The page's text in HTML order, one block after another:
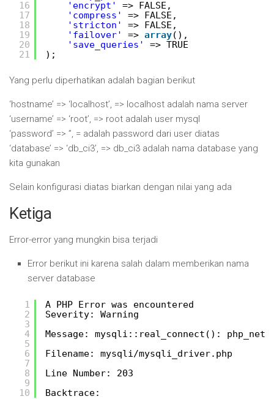
16
17
18
19
20
21
'encrypt'
=> FALSE,
'compress'
=> FALSE,
'stricton'
=> FALSE,
'failover'
=> array(),
'save_queries'
=> TRUE
);
Yang perlu diperhatikan adalah bagian berikut
‘hostname’ => ‘localhost’, => localhost adalah nama server
‘username’ => ‘root’, => root adalah user mysql
‘password’ => ”, = adalah password dari user diatas
‘database’ => ‘db_ci3’, => db_ci3 adalah nama database yang
kita gunakan
Selain konfigurasi diatas biarkan dengan nilai yang ada
Ketiga
Error-error yang mungkin bisa terjadi
Error berikut ini karena salah dalam memberikan nama
server database
1
2
3
4
5
6
7
8
9
10
A PHP Error was encountered
Severity: Warning
Message: mysqli::real_connect():
Filename: mysqli/mysqli_driver.php
Line Number: 203
Backtrace: